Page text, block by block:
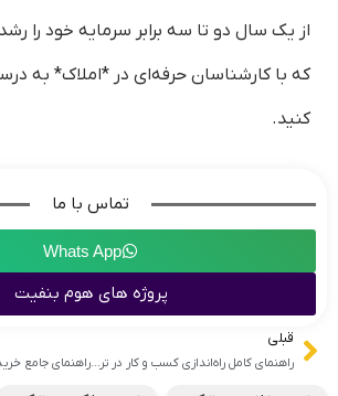
از یک سال دو تا سه برابر سرمایه خود را
که با کارشناسان حرفه‌ای در *املاک* به
کنید.
تماس با ما
Whats App
پروژه های هوم بنفیت
قبلی
راهنمای کامل راه‌اندازی کسب و کار در ترکیه با سرمایه‌های کوچک